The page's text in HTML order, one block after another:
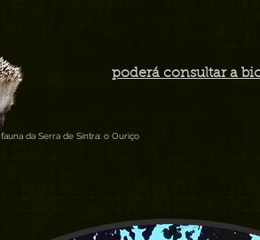
poderá consultar a
fauna da Serra de Sintra: o Ouriço